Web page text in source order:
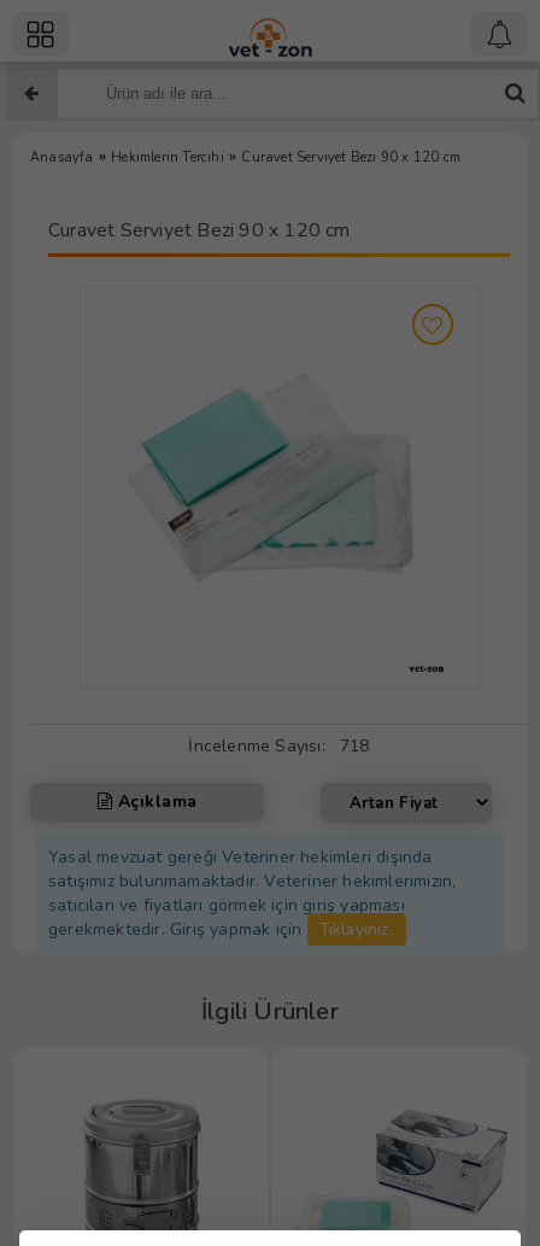
Anasayfa » Hekimlerin Tercihi » Curavet Serviyet Bezi 90 x 120 cm
Curavet Serviyet Bezi 90 x 120 cm
İncelenme Sayısı: 718
Açıklama
Yasal mevzuat gereği Veteriner hekimleri dışında
satışımız bulunmamaktadır. Veteriner hekimlerimizin,
satıcıları ve fiyatları görmek için giriş yapması
gerekmektedir. Giriş yapmak için
Tıklayınız.
İlgili Ürünler